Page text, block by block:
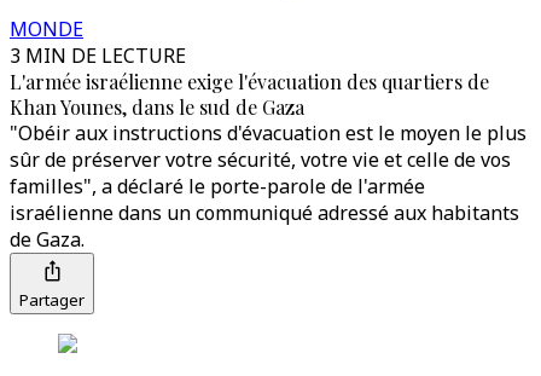
MONDE
3 MIN DE LECTURE
L'armée israélienne exige l'évacuation des quartiers de
Khan Younes, dans le sud de Gaza
"Obéir aux instructions d'évacuation est le moyen le plus
sûr de préserver votre sécurité, votre vie et celle de vos
familles", a déclaré le porte-parole de l'armée
israélienne dans un communiqué adressé aux habitants
de Gaza.
Partager